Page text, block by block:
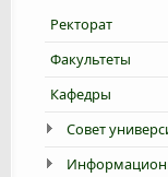
Ректорат
Факультеты
Кафедры
Совет